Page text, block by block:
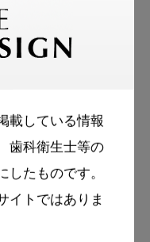
載している情報
歯科衛生士等の
したものです。
イトではありま
次 著「 NEXT !
resin.com
た予防歯科プロ